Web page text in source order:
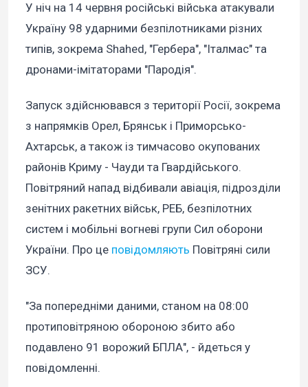
У ніч на 14 червня російські війська атакували
Україну 98 ударними безпілотниками різних
типів, зокрема Shahed, "Гербера", "Італмас" та
дронами-імітаторами "Пародія".
Запуск здійснювався з території Росії, зокрема
з напрямків Орел, Брянськ і Приморсько-
Ахтарськ, а також із тимчасово окупованих
районів Криму - Чауди та Гвардійського.
Повітряний напад відбивали авіація, підрозділи
зенітних ракетних військ, РЕБ, безпілотних
систем і мобільні вогневі групи Сил оборони
України. Про це повідомляють Повітряні сили
ЗСУ.
"За попередніми даними, станом на 08:00
протиповітряною обороною збито або
подавлено 91 ворожий БПЛА", - йдеться у
повідомленні.